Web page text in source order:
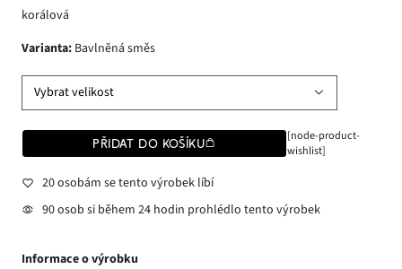
korálová
varianta: Bavlněná směs
Vybrat velikost
PŘIDAT DO KOŠÍKU
[node-product-
wishlist]
20 osobám se tento výrobek líbí
90 osob si během 24 hodin prohlédlo tento výrobek
Informace o výrobku